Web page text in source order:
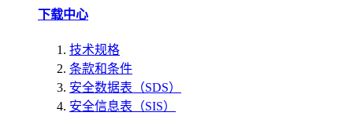
下载中心
技术规格
条款和条件
安全数据表（SDS）
安全信息表（SIS）